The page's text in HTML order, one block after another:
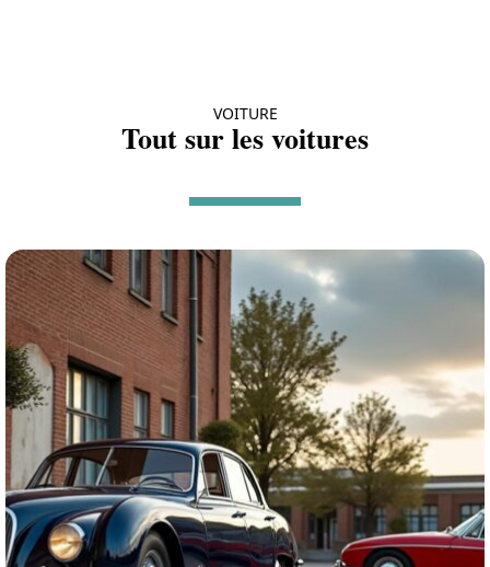
VOITURE
Tout sur les voitures